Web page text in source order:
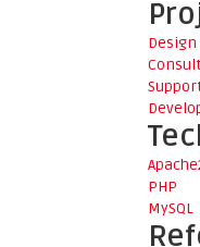
Design
PHP
MySQL